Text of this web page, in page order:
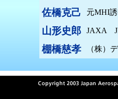
佐橋克己 元MHI
山形史郎 JAXA
棚橋慈孝 （株）